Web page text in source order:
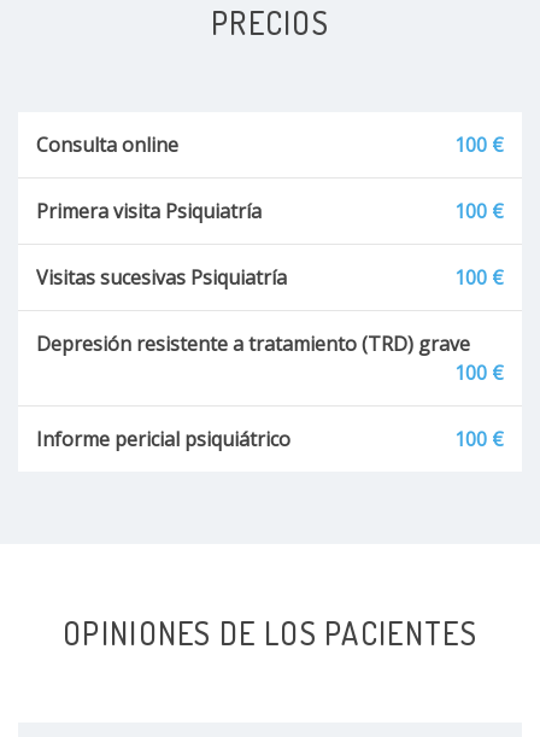
Psicosis puerperal
TAG
Trastorno de estrés postraumático (TEPT)
Toxicomanías
Trastorno afectivo estacional
Trastorno afectivo bipolar
Trastorno de ansiedad
PRECIOS
Consulta online 100 €
Primera visita Psiquiatría 100 €
Visitas sucesivas Psiquiatría 100 €
Depresión resistente a tratamiento (TRD) grave
100 €
Informe pericial psiquiátrico 100 €
OPINIONES DE LOS PACIENTES